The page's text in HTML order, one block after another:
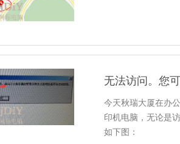
无法访问。您
今天秋瑞大厦在办
印机电脑，无论是
如下图：